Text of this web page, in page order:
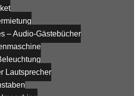
– Audio-Gästebücher
Lautsprecher